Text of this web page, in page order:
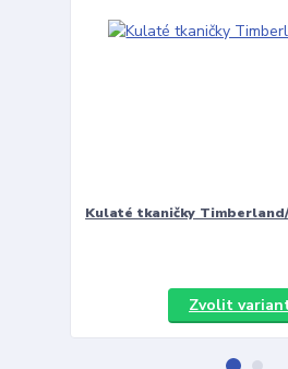
Kulaté tkaničky
Zvolit